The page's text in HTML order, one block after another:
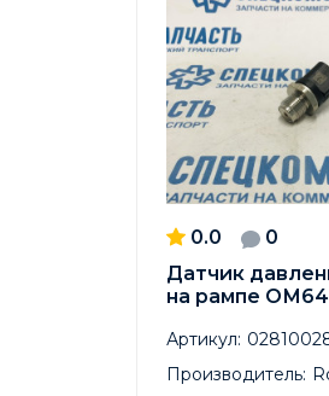
0.0
0
Датчик
на рампе
Артикул:
Производитель: